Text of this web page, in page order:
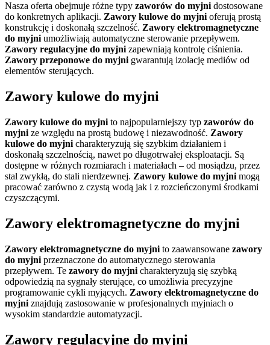
Nasza oferta obejmuje różne typy zaworów do myjnidostosowane
do konkretnych aplikacji. Zawory kulowe do myjnioferują prostą
konstrukcję i doskonałą szczelność. Zawory elektromagnetyczne
do myjniumożliwiają automatyczne sterowanie przepływem.
Zawory regulacyjne do myjnizapewniają kontrolę ciśnienia.
Zawory przeponowe do myjnigwarantują izolację mediów od
elementów sterujących.
Zawory kulowe do myjni
Zawory kulowe do myjni to najpopularniejszy typ zaworów do
myjni ze względu na prostą budowę i niezawodność. Zawory
kulowe do myjni charakteryzują się szybkim działaniem i
doskonałą szczelnością, nawet po długotrwałej eksploatacji. Są
dostępne w różnych rozmiarach i materiałach – od mosiądzu, przez
stal zwykłą, do stali nierdzewnej. Zawory kulowe do myjni mogą
pracować zarówno z czystą wodą jak i z rozcieńczonymi środkami
czyszczącymi.
Zawory elektromagnetyczne do myjni
Zawory elektromagnetyczne do myjni to zaawansowane zawory
do myjni przeznaczone do automatycznego sterowania
przepływem. Te zawory do myjni charakteryzują się szybką
odpowiedzią na sygnały sterujące, co umożliwia precyzyjne
programowanie cykli myjących. Zawory elektromagnetyczne do
myjni znajdują zastosowanie w profesjonalnych myjniach o
wysokim standardzie automatyzacji.
Zawory regulacyjne do myjni